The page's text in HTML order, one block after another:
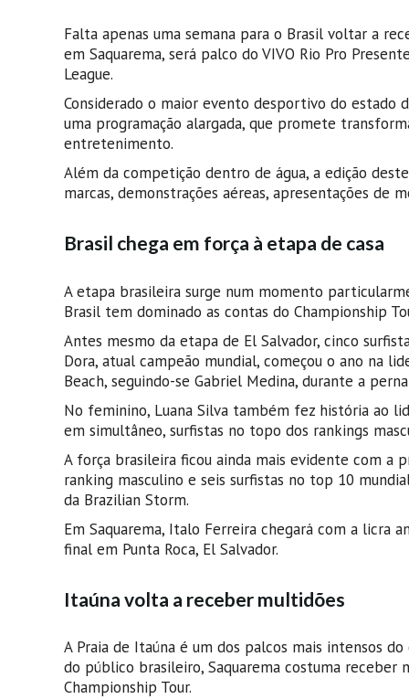
Falta apenas uma semana para o Brasil voltar a
em Saquarema, será palco do VIVO Rio Pro
League.
Considerado o maior evento desportivo do estado
uma programação alargada, que promete
entretenimento.
Além da competição dentro de água, a edição
marcas, demonstrações aéreas, apresentações
Brasil chega em força à etapa de casa
A etapa brasileira surge num momento
Brasil tem dominado as contas do Championship
Antes mesmo da etapa de El Salvador, cinco
Dora, atual campeão mundial, começou o ano na
Beach, seguindo-se Gabriel Medina, durante a
No feminino, Luana Silva também fez história ao
em simultâneo, surfistas no topo dos rankings
A força brasileira ficou ainda mais evidente com a
ranking masculino e seis surfistas no top 10
da Brazilian Storm.
Em Saquarema, Italo Ferreira chegará com a licra
final em Punta Roca, El Salvador.
Itaúna volta a receber multidões
A Praia de Itaúna é um dos palcos mais intensos
do público brasileiro, Saquarema costuma receber
Championship Tour.